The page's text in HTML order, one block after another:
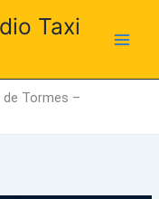
Taxi
de Tormes –